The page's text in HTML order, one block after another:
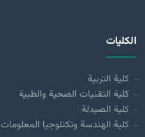
الكليات
كلية التربية
كلية التقنيات الصحية والطبية
كلية الصيدلة
كلية الهندسة وتكنلوجيا المعلومات